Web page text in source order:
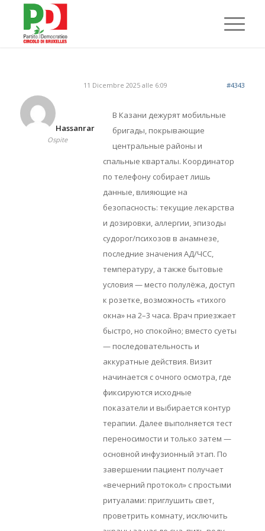
11 Dicembre 2025 alle 6:09 #4343
Hassanrar
Ospite
В Казани дежурят мобильные
бригады, покрывающие
центральные районы и
спальные кварталы. Координатор
по телефону собирает лишь
данные, влияющие на
безопасность: текущие лекарства
и дозировки, аллергии, эпизоды
судорог/психозов в анамнезе,
последние значения АД/ЧСС,
температуру, а также бытовые
условия — место полулёжа, доступ
к розетке, возможность «тихого
окна» на 2–3 часа. Врач приезжает
быстро, но спокойно; вместо суеты
— последовательность и
аккуратные действия. Визит
начинается с очного осмотра, где
фиксируются исходные
показатели и выбирается контур
терапии. Далее выполняется тест
переносимости и только затем —
основной инфузионный этап. По
завершении пациент получает
«вечерний протокол» с простыми
ритуалами: приглушить свет,
проветрить комнату, исключить